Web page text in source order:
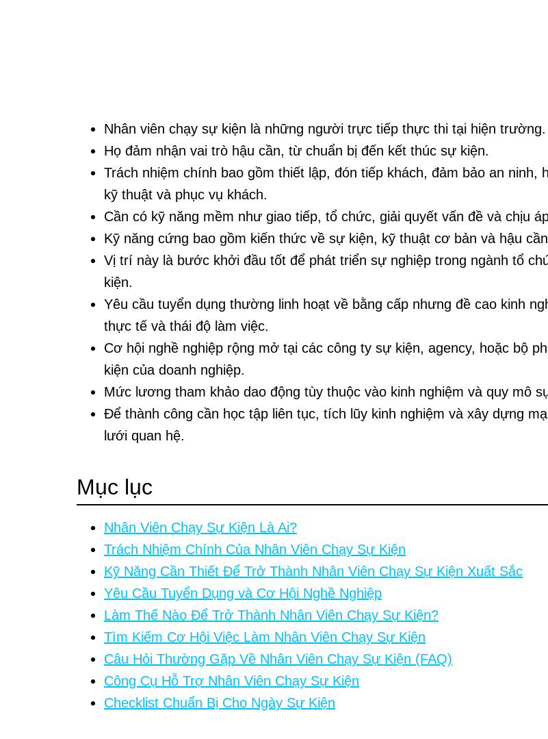
Nhân viên chạy sự kiện là những người trực tiếp thực thi tại hiện trường.
Họ đảm nhận vai trò hậu cần, từ chuẩn bị đến kết thúc sự kiện.
Trách nhiệm chính bao gồm thiết lập, đón tiếp khách, đảm bảo an ninh,
kỹ thuật và phục vụ khách.
Cần có kỹ năng mềm như giao tiếp, tổ chức, giải quyết vấn đề và chịu
Kỹ năng cứng bao gồm kiến thức về sự kiện, kỹ thuật cơ bản và hậu
Vị trí này là bước khởi đầu tốt để phát triển sự nghiệp trong ngành tổ
kiện.
Yêu cầu tuyển dụng thường linh hoạt về bằng cấp nhưng đề cao kinh
thực tế và thái độ làm việc.
Cơ hội nghề nghiệp rộng mở tại các công ty sự kiện, agency, hoặc bộ
kiện của doanh nghiệp.
Mức lương tham khảo dao động tùy thuộc vào kinh nghiệm và quy mô
Để thành công cần học tập liên tục, tích lũy kinh nghiệm và xây dựng
lưới quan hệ.
Mục lục
Nhân Viên Chạy Sự Kiện Là Ai?
Trách Nhiệm Chính Của Nhân Viên Chạy Sự Kiện
Kỹ Năng Cần Thiết Để Trở Thành Nhân Viên Chạy Sự Kiện Xuất Sắc
Yêu Cầu Tuyển Dụng và Cơ Hội Nghề Nghiệp
Làm Thế Nào Để Trở Thành Nhân Viên Chạy Sự Kiện?
Tìm Kiếm Cơ Hội Việc Làm Nhân Viên Chạy Sự Kiện
Câu Hỏi Thường Gặp Về Nhân Viên Chạy Sự Kiện (FAQ)
Công Cụ Hỗ Trợ Nhân Viên Chạy Sự Kiện
Checklist Chuẩn Bị Cho Ngày Sự Kiện